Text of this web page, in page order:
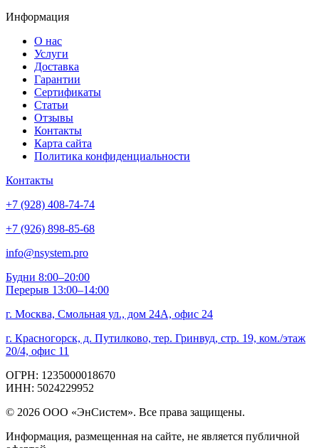
Информация
О нас
Услуги
Доставка
Гарантии
Сертификаты
Статьи
Отзывы
Контакты
Карта сайта
Политика конфиденциальности
Контакты
+7 (928) 408-74-74
+7 (926) 898-85-68
info@nsystem.pro
Будни 8:00–20:00
Перерыв 13:00–14:00
г. Москва, Смольная ул., дом 24А, офис 24
г. Красногорск, д. Путилково, тер. Гринвуд, стр. 19, ком./этаж
20/4, офис 11
ОГРН: 1235000018670
ИНН: 5024229952
© 2026 ООО «ЭнСистем». Все права защищены.
Информация, размещенная на сайте, не является публичной